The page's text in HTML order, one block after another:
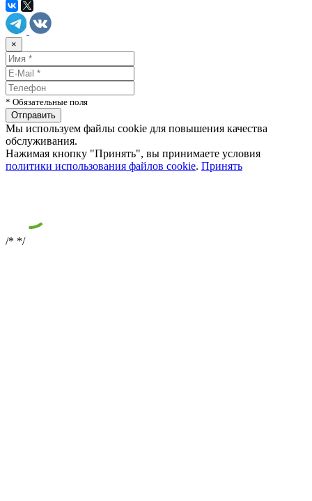
×
* Обязательные поля
Мы используем файлы cookie для повышения качества
обслуживания.
Нажимая кнопку "Принять", вы принимаете условия
политики использования файлов cookie. Принять
/* */